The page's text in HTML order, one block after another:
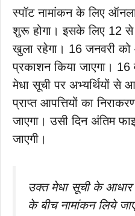
स्पॉट नामांकन के लिए
शुरू होगा। इसके लिए 12 से
खुला रहेगा। 16 जनवरी
प्रकाशन किया जाएगा।
मेधा सूची पर अभ्यर्थियों से
प्राप्त आपत्तियों का
जाएगा। उसी दिन अंतिम
जाएगी।
उक्त मेधा सूची के आधार
के बीच नामांकन लिये